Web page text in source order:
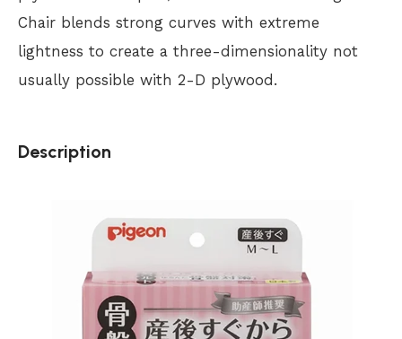
Chair blends strong curves with extreme
lightness to create a three-dimensionality not
usually possible with 2-D plywood.
Description